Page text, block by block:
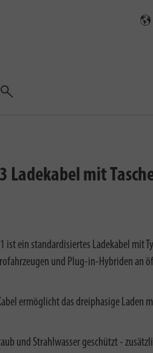
Suchen
Ladekabel mit
ist ein standardisiertes Ladekabel mit
und Plug-in-Hybriden an
ermöglicht das dreiphasige Laden
und Strahlwasser geschützt -